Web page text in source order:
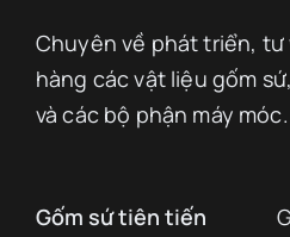
Chuyên về phát triển, tư
hàng các vật liệu gốm
và các bộ phận máy móc.
Gốm sứ tiên tiến